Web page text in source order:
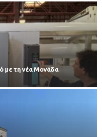
με τη νέα Μονάδα